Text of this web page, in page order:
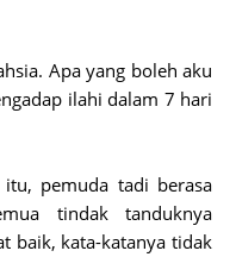
Apa yang boleh aku
ilahi dalam 7 hari
pemuda tadi berasa
tindak tanduknya
baik, kata-katanya tidak